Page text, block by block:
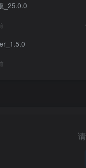
_25.0.0